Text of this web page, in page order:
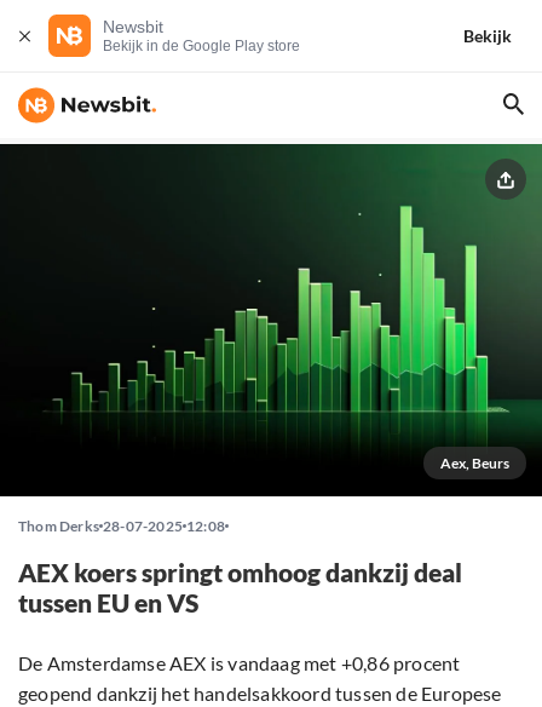
Newsbit
Bekijk in de Google Play store
Bekijk
Aex, Beurs
Thom Derks 28-07-2025 12:08
AEX koers springt omhoog dankzij deal
tussen EU en VS
De Amsterdamse AEX is vandaag met +0,86 procent
geopend dankzij het handelsakkoord tussen de Europese